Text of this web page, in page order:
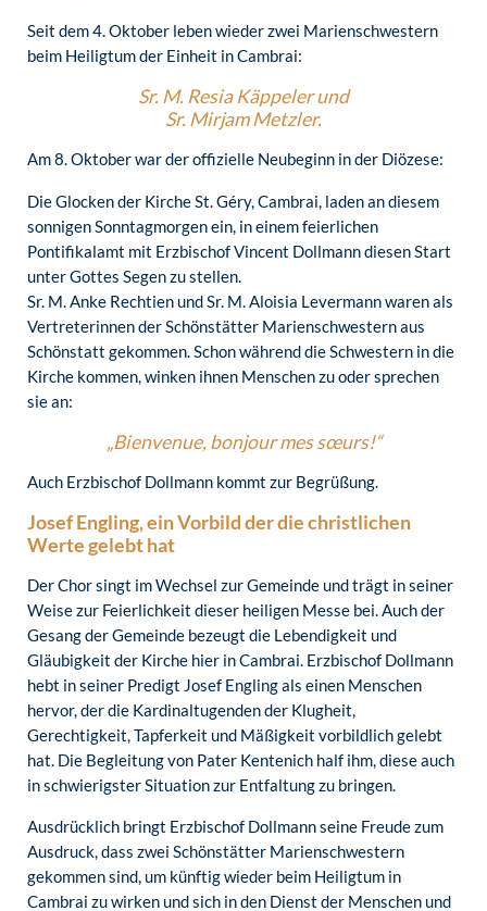
Seit dem 4. Oktober leben wieder zwei Marienschwestern
beim Heiligtum der Einheit in Cambrai:
Sr. M. Resia Käppeler und
Sr. Mirjam Metzler.
Am 8. Oktober war der offizielle Neubeginn in der Diözese:
Die Glocken der Kirche St. Géry, Cambrai, laden an diesem
sonnigen Sonntagmorgen ein, in einem feierlichen
Pontifikalamt mit Erzbischof Vincent Dollmann diesen Start
unter Gottes Segen zu stellen.
Sr. M. Anke Rechtien und Sr. M. Aloisia Levermann waren als
Vertreterinnen der Schönstätter Marienschwestern aus
Schönstatt gekommen. Schon während die Schwestern in die
Kirche kommen, winken ihnen Menschen zu oder sprechen
sie an:
„Bienvenue, bonjour mes sœurs!“
Auch Erzbischof Dollmann kommt zur Begrüßung.
Josef Engling, ein Vorbild der die christlichen
Werte gelebt hat
Der Chor singt im Wechsel zur Gemeinde und trägt in seiner
Weise zur Feierlichkeit dieser heiligen Messe bei. Auch der
Gesang der Gemeinde bezeugt die Lebendigkeit und
Gläubigkeit der Kirche hier in Cambrai. Erzbischof Dollmann
hebt in seiner Predigt Josef Engling als einen Menschen
hervor, der die Kardinaltugenden der Klugheit,
Gerechtigkeit, Tapferkeit und Mäßigkeit vorbildlich gelebt
hat. Die Begleitung von Pater Kentenich half ihm, diese auch
in schwierigster Situation zur Entfaltung zu bringen.
Ausdrücklich bringt Erzbischof Dollmann seine Freude zum
Ausdruck, dass zwei Schönstätter Marienschwestern
gekommen sind, um künftig wieder beim Heiligtum in
Cambrai zu wirken und sich in den Dienst der Menschen und